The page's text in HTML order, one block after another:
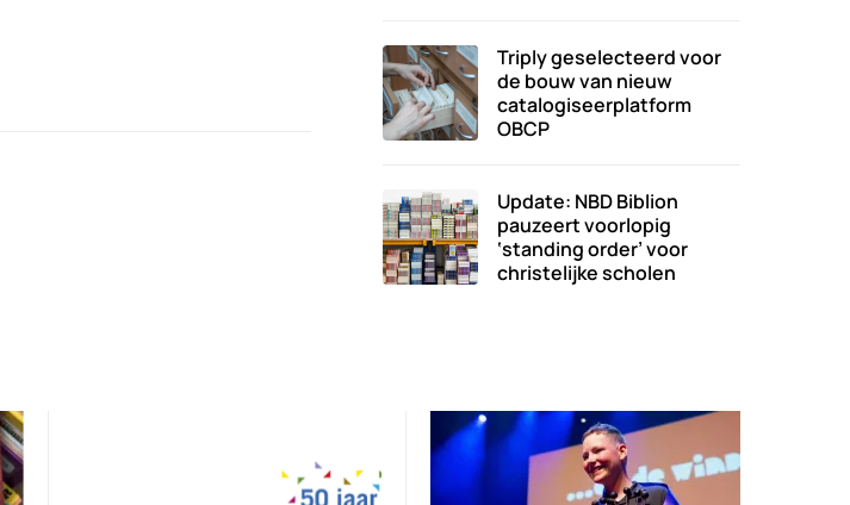
Triply geselecteerd voor
de bouw van nieuw
catalogiseerplatform
OBCP
Update: NBD Biblion
pauzeert voorlopig
‘standing order’ voor
christelijke scholen